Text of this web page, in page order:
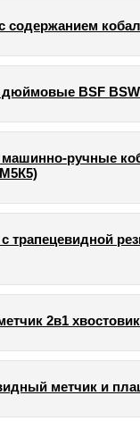
содержанием
BSF BSW
машинно-ручные
трапецевидной
2в1
метчик и